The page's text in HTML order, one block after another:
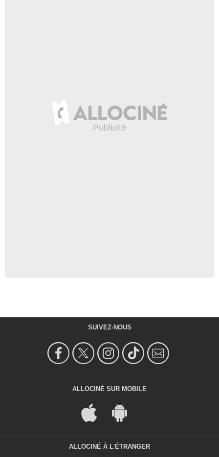
SUIVEZ-NOUS
ALLOCINÉ SUR MOBILE
ALLOCINÉ À L'ÉTRANGER